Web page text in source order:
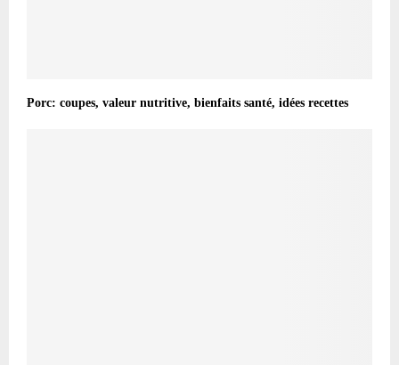
Porc: coupes, valeur nutritive, bienfaits santé, idées recettes